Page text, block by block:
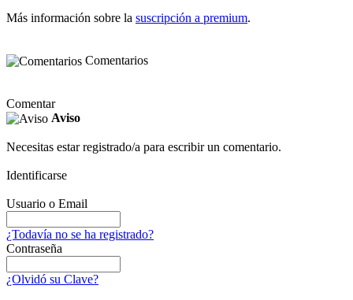
Más información sobre la suscripción a premium.
Comentarios
Comentar
Aviso
Necesitas estar registrado/a para escribir un comentario.
Identificarse
Usuario o Email
¿Todavía no se ha registrado?
Contraseña
¿Olvidó su Clave?